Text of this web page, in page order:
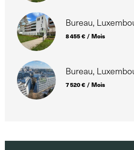
Bureau,
8 455 € / Mois
Bureau,
7 520 € / Mois